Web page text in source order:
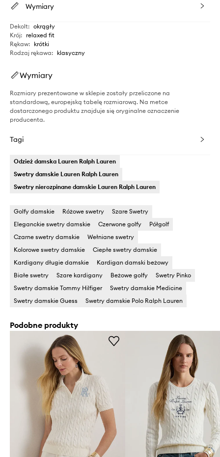
Wymiary
Dekolt: okrągły
Krój: relaxed fit
Rękaw: krótki
Rodzaj rękawa: klasyczny
Wymiary
Rozmiary prezentowane w sklepie zostały przeliczone na
standardową, europejską tabelę rozmiarową. Na metce
dostarczonego produktu znajduje się oryginalne oznaczenie
producenta.
Tagi
Odzież damska Lauren Ralph Lauren
Swetry damskie Lauren Ralph Lauren
Swetry nierozpinane damskie Lauren Ralph Lauren
Golfy damskie Różowe swetry
Szare Swetry
Eleganckie swetry damskie
Czerwone golfy
Półgolf
Czarne swetry damskie
Wełniane swetry
Kolorowe swetry damskie
Ciepłe swetry damskie
Kardigany długie damskie
Kardigan damski beżowy
Białe swetry
Szare kardigany Beżowe golfy
Swetry Pinko
Swetry damskie Tommy Hilfiger
Swetry damskie Medicine
Swetry damskie Guess
Swetry damskie Polo Ralph Lauren
Podobne produkty